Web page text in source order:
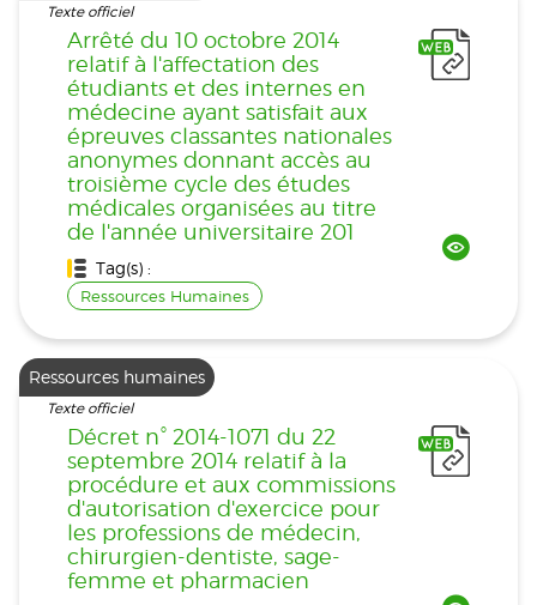
Texte officiel
Arrêté du 10 octobre 2014
relatif à l'affectation des
étudiants et des internes en
médecine ayant satisfait aux
épreuves classantes nationales
anonymes donnant accès au
troisième cycle des études
médicales organisées au titre
de l'année universitaire 201
Tag(s) :
Ressources Humaines
Ressources humaines
Texte officiel
Décret n° 2014-1071 du 22
septembre 2014 relatif à la
procédure et aux commissions
d'autorisation d'exercice pour
les professions de médecin,
chirurgien-dentiste, sage-
femme et pharmacien